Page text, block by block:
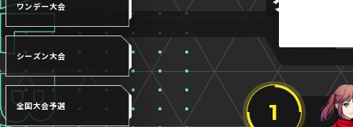
1
ワンデー大会
シーズン大会
全国大会予選